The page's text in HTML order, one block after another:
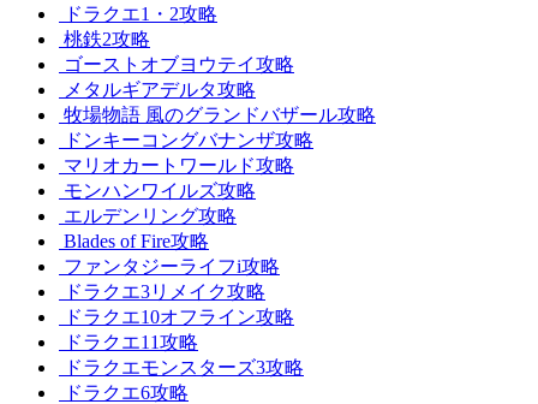
ドラクエ1・2攻略
桃鉄2攻略
ゴーストオブヨウテイ攻略
メタルギアデルタ攻略
牧場物語 風のグランドバザール攻略
ドンキーコングバナンザ攻略
マリオカートワールド攻略
モンハンワイルズ攻略
エルデンリング攻略
Blades of Fire攻略
ファンタジーライフi攻略
ドラクエ3リメイク攻略
ドラクエ10オフライン攻略
ドラクエ11攻略
ドラクエモンスターズ3攻略
ドラクエ6攻略